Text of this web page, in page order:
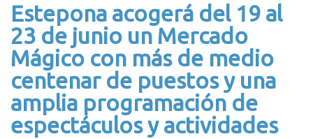
Estepona acogerá del 19 al
23 de junio un Mercado
Mágico con más de medio
centenar de puestos y una
amplia programación de
espectáculos y actividades